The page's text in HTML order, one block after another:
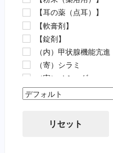
抗菌剤・抗生物質
抗菌剤・抗生物質
ノミ・ダニ駆除薬
ノミ・ダニ駆除薬
フィラリア（要・
フィラリア（要・
虫下し・寄生虫駆
胃腸薬・消化器用
目薬・眼軟膏（要
【耳の薬（点耳）】
【軟膏剤】
【錠剤】
（内）甲状腺機能亢進
（寄）シラミ
（寄）ノミ・ダニ
（寄）フィラリア
（寄）蚊
Sort Products
リセット